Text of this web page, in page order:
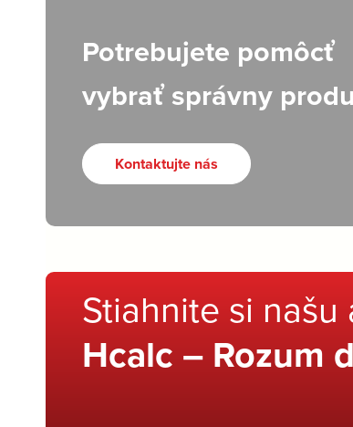
Potrebujete pomôcť
vybrať správny
Kontaktujte nás
Stiahnite si našu
Hcalc – Rozum